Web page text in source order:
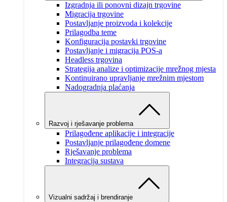
Izgradnja ili ponovni dizajn trgovine
Migracija trgovine
Postavljanje proizvoda i kolekcije
Prilagodba teme
Konfiguracija postavki trgovine
Postavljanje i migracija POS-a
Headless trgovina
Strategija analize i optimizacije mrežnog mjesta
Kontinuirano upravljanje mrežnim mjestom
Nadogradnja plaćanja
Razvoj i rješavanje problema
Prilagođene aplikacije i integracije
Postavljanje prilagođene domene
Rješavanje problema
Integracija sustava
Vizualni sadržaj i brendiranje